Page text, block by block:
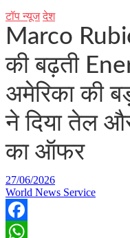
टॉप न्यूज देश
Marco
की बढ़ती
अमेरिका की
ने दिया तेल
का ऑफर
27/06/2026
World News Service
Facebook